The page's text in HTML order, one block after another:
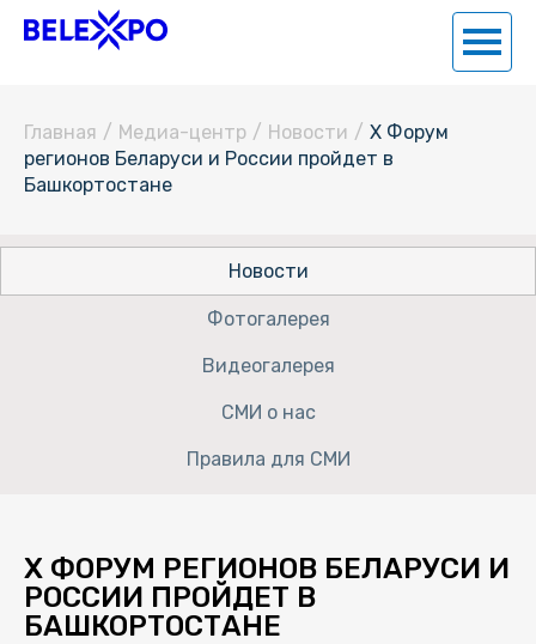
Главная / Медиа-центр / Новости / X Форум
регионов Беларуси и России пройдет в
Башкортостане
Новости
Фотогалерея
Видеогалерея
СМИ о нас
Правила для СМИ
X ФОРУМ РЕГИОНОВ БЕЛАРУСИ И
РОССИИ ПРОЙДЕТ В
БАШКОРТОСТАНЕ